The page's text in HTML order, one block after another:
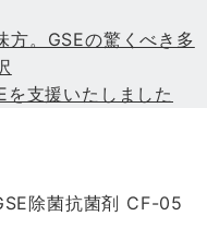
。GSEの驚くべき多
支援いたしました
除菌抗菌剤 CF-05